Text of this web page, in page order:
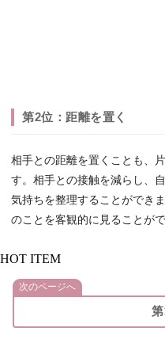
第2位：距離を置く
相手との距離を置くことも、
す。相手との接触を減らし、
気持ちを整理することができ
のことを客観的に見ることが
HOT ITEM
次のページへ